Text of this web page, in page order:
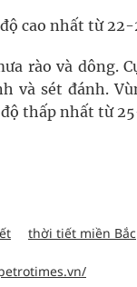
cao nhất từ
rào và dông.
và sét đánh.
thấp nhất từ
thời tiết miền Bắc